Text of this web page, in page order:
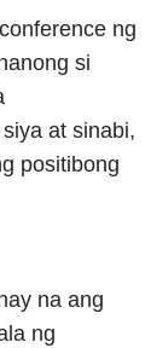
ng
si
at sinabi,
positibong
na ang
ng